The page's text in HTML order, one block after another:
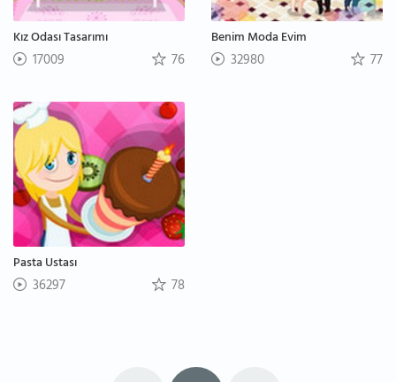
Kız Odası Tasarımı
17009 76
Benim Moda Evim
32980 77
Pasta Ustası
36297 78